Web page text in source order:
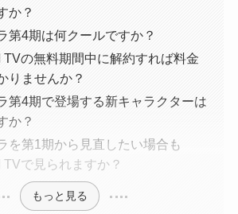
か？
第4期は何クールですか？
TVの無料期間中に解約すれば料金
りませんか？
第4期で登場する新キャラクターは
か？
を第1期から見直したい場合も
TVで見られますか？
もっと見る